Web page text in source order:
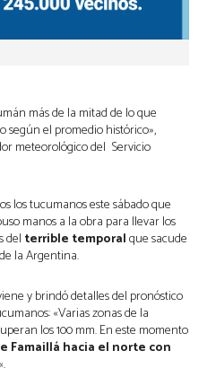
más de la mitad de lo que
según el promedio histórico»,
meteorológico del Servicio
los tucumanos este sábado que
manos a la obra para llevar los
del terrible temporalque sacude
la Argentina.
y brindó detalles del pronóstico
«Varias zonas de la
los 100 mm. En este momento
Famaillá hacia el norte con
«.